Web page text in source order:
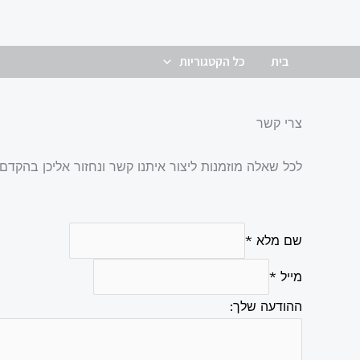
בית כל הקטגוריות
צרי קשר
לכל שאלה מוזמנות ליצור איתנו קשר ונחזור אליכן בהקדם
שם מלא *
מייל *
ה
ההודעה שלך: